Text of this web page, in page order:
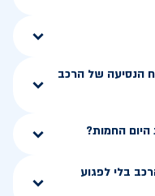
הנסיעה של הרכב
החמות?
בלי לפגוע